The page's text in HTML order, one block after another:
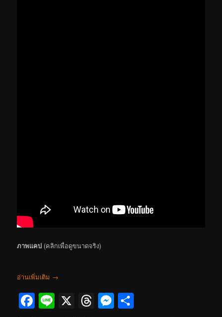
ภาพแคป (คลิกเพื่อดูขนาดจริง)
อ่านเพิ่มเติม →
Facebook
Line
X Threads
Messenger